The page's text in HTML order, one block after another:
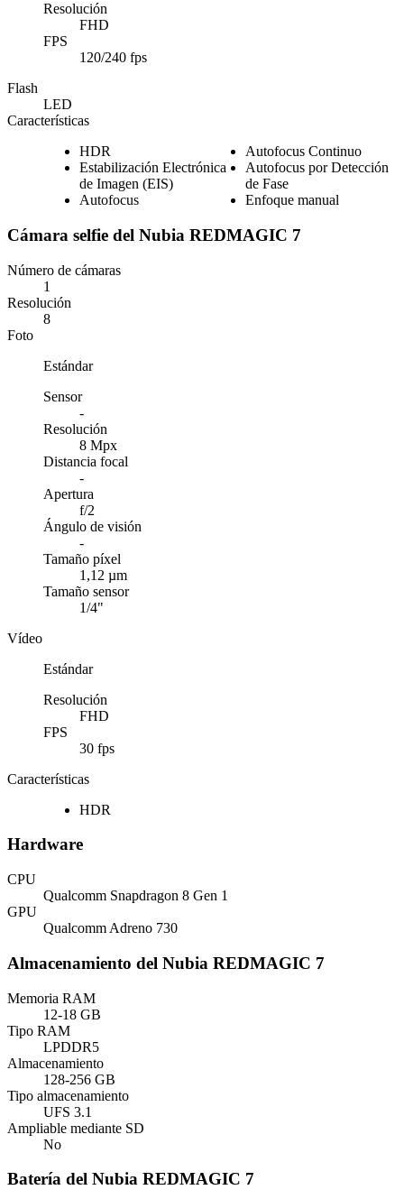
Resolución
FHD
FPS
120/240 fps
Flash
LED
Características
HDR
Estabilización Electrónica
de Imagen (EIS)
Autofocus
Autofocus Continuo
Autofocus por Detección
de Fase
Enfoque manual
Cámara selfie del Nubia REDMAGIC 7
Número de cámaras
1
Resolución
8
Foto
Estándar
Sensor
-
Resolución
8 Mpx
Distancia focal
-
Apertura
f/2
Ángulo de visión
-
Tamaño píxel
1,12 µm
Tamaño sensor
1/4"
Vídeo
Estándar
Resolución
FHD
FPS
30 fps
Características
HDR
Hardware
CPU
Qualcomm Snapdragon 8 Gen 1
GPU
Qualcomm Adreno 730
Almacenamiento del Nubia REDMAGIC 7
Memoria RAM
12-18 GB
Tipo RAM
LPDDR5
Almacenamiento
128-256 GB
Tipo almacenamiento
UFS 3.1
Ampliable mediante SD
No
Batería del Nubia REDMAGIC 7